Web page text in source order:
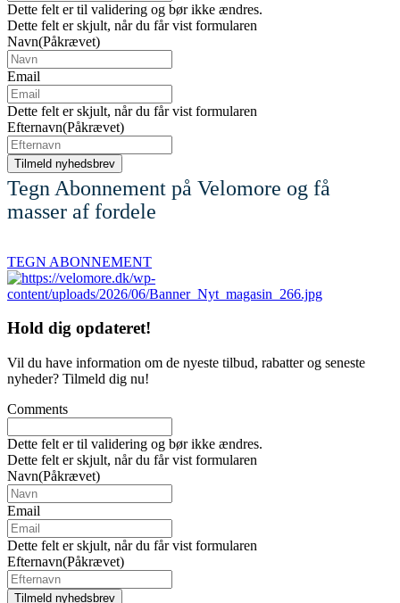
Dette felt er til validering og bør ikke ændres.
Dette felt er skjult, når du får vist formularen
Navn(Påkrævet)
Email
Dette felt er skjult, når du får vist formularen
Efternavn(Påkrævet)
Tegn Abonnement på Velomore og få
masser af fordele
TEGN ABONNEMENT
Hold dig opdateret!
Vil du have information om de nyeste tilbud, rabatter og seneste
nyheder? Tilmeld dig nu!
Comments
Dette felt er til validering og bør ikke ændres.
Dette felt er skjult, når du får vist formularen
Navn(Påkrævet)
Email
Dette felt er skjult, når du får vist formularen
Efternavn(Påkrævet)